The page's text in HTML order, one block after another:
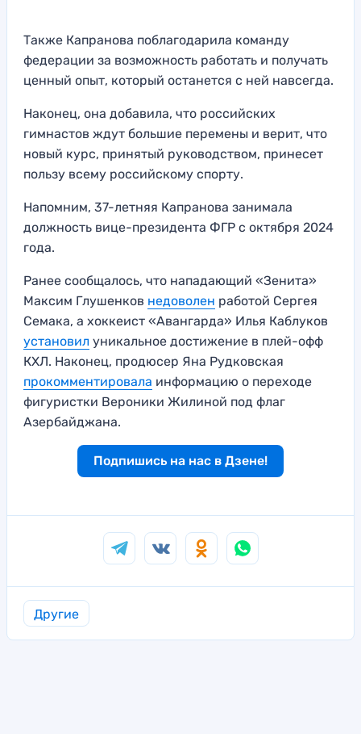
Также Капранова поблагодарила команду
федерации за возможность работать и получать
ценный опыт, который останется с ней навсегда.
Наконец, она добавила, что российских
гимнастов ждут большие перемены и верит, что
новый курс, принятый руководством, принесет
пользу всему российскому спорту.
Напомним, 37-летняя Капранова занимала
должность вице-президента ФГР с октября 2024
года.
Ранее сообщалось, что нападающий «Зенита»
Максим Глушенков недоволен работой Сергея
Семака, а хоккеист «Авангарда» Илья Каблуков
установил уникальное достижение в плей-офф
КХЛ. Наконец, продюсер Яна Рудковская
прокомментировала информацию о переходе
фигуристки Вероники Жилиной под флаг
Азербайджана.
Подпишись на нас в Дзене!
Другие